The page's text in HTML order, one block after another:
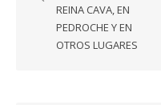
entradas
REINA CAVA, EN
PEDROCHE Y EN
OTROS LUGARES